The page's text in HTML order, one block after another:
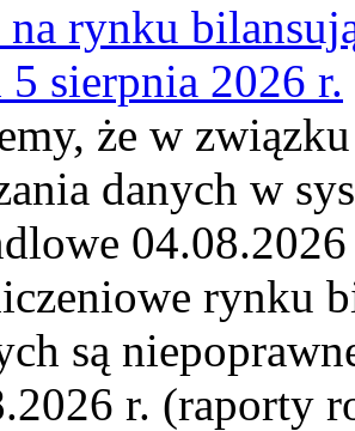
rynku
sierpnia 2026 r.
że w
danych w
rynku
są
r. (raporty